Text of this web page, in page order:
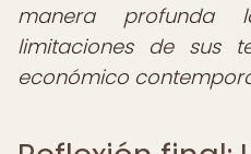
manera profunda
limitaciones de sus
económico